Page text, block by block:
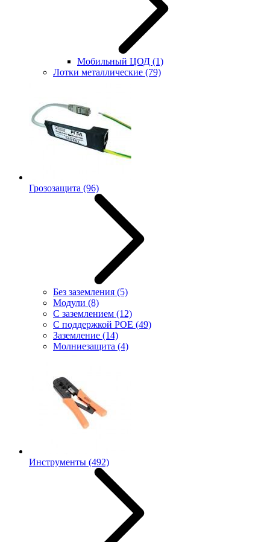
Мобильный ЦОД (1)
Лотки металлические (79)
Грозозащита (96)
Без заземления (5)
Модули (8)
С заземлением (12)
С поддержкой POE (49)
Заземление (14)
Молниезащита (4)
Инструменты (492)